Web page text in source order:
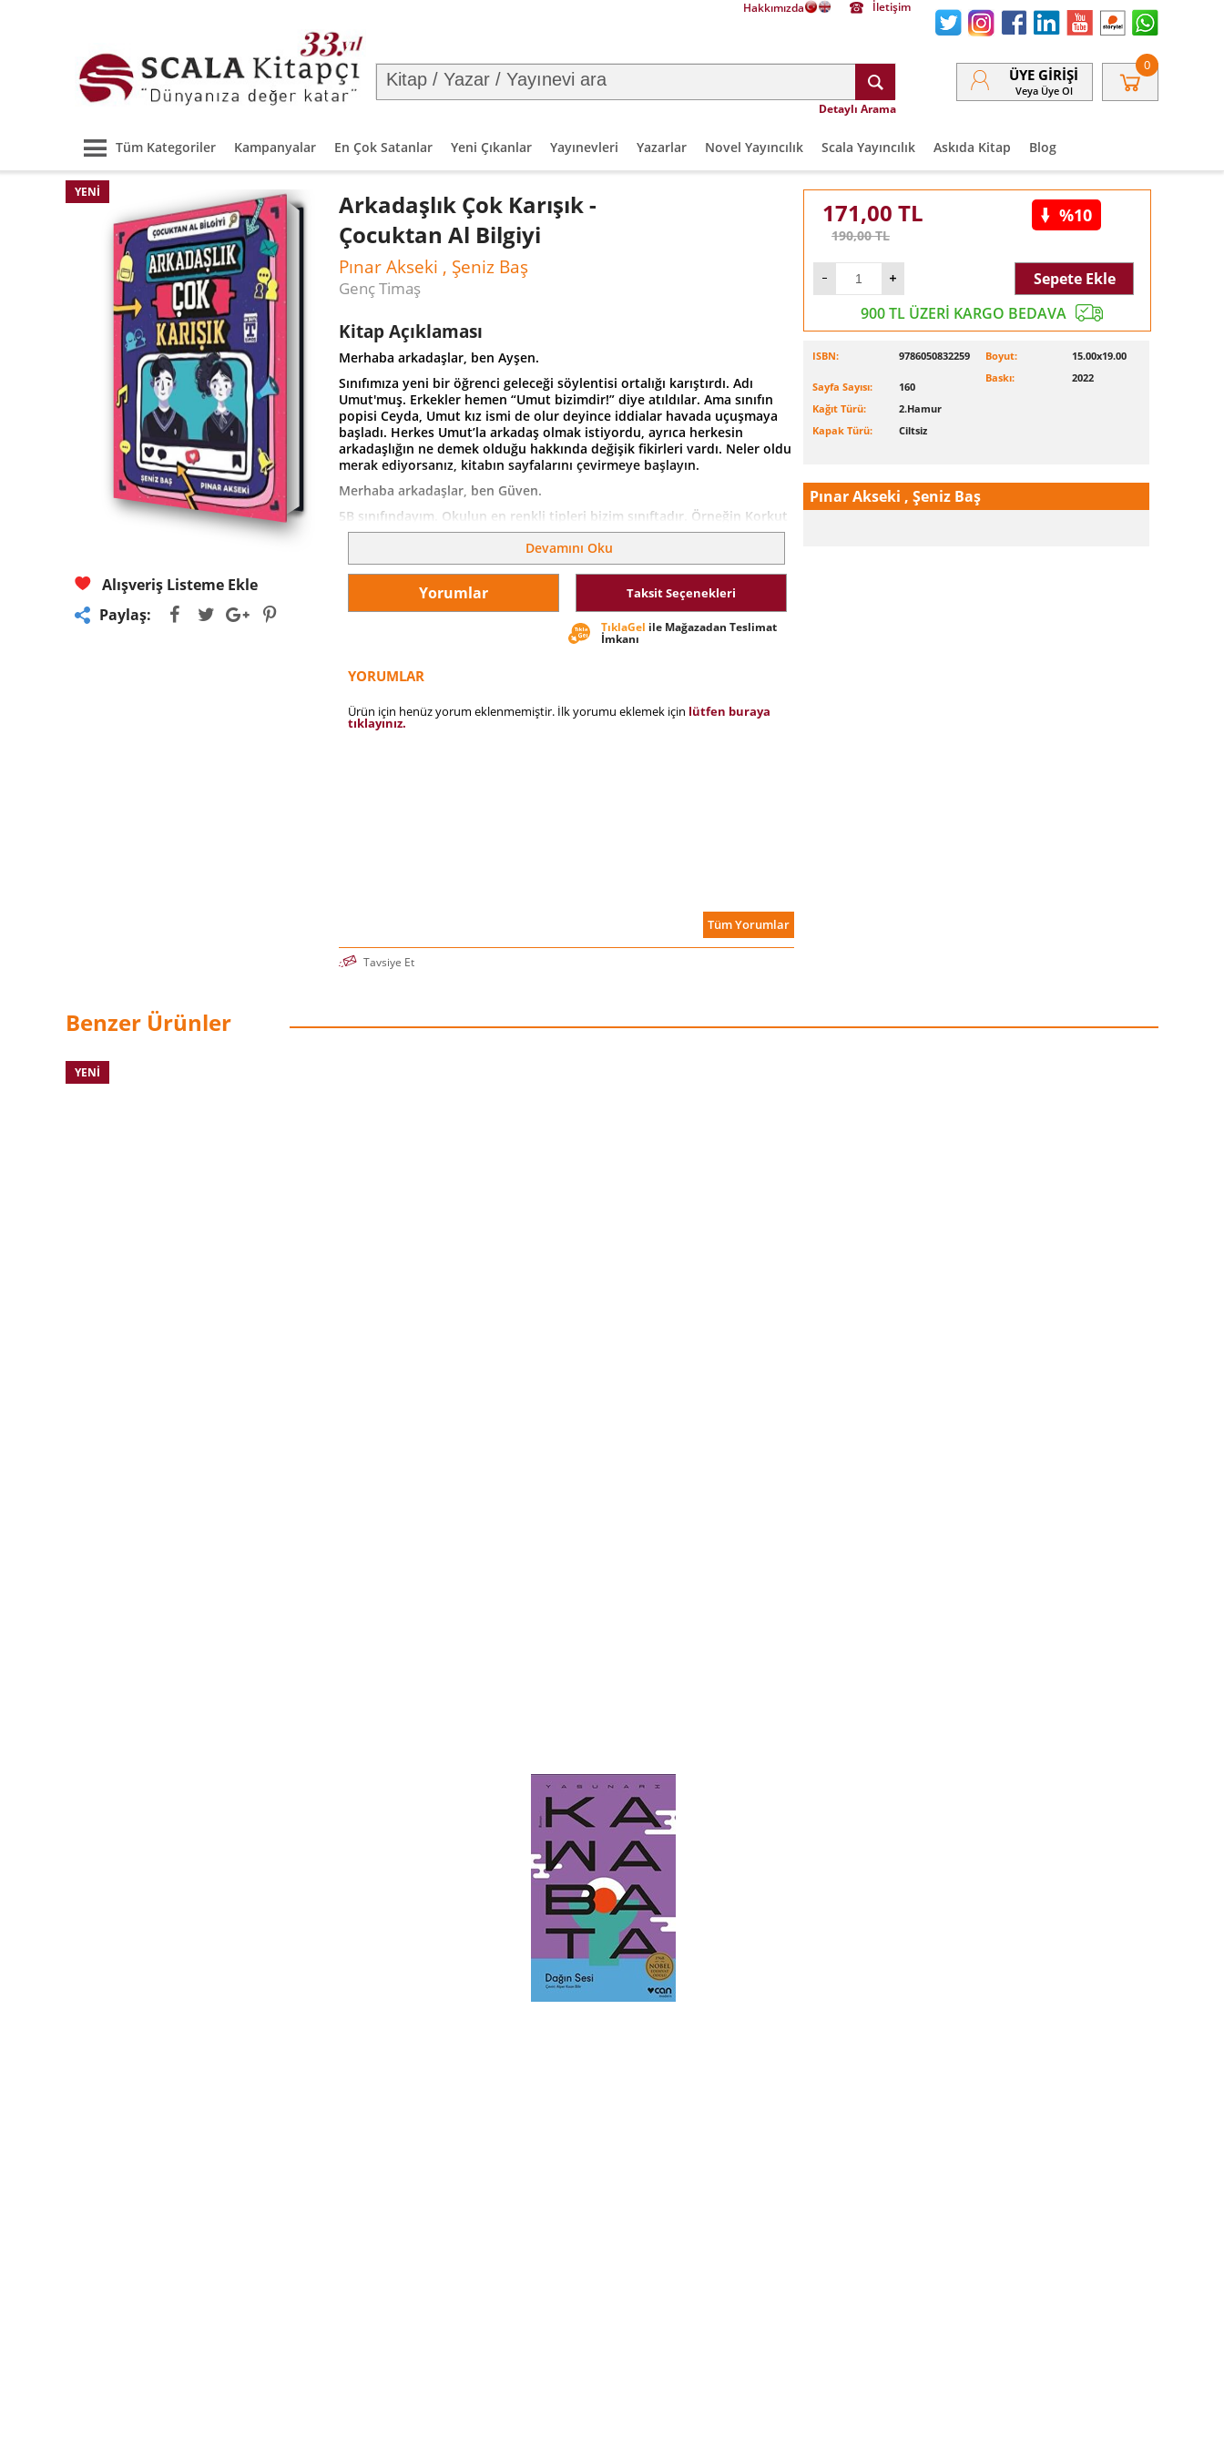
Hakkımızda İletişim
Detaylı Arama
ÜYE GIRIŞI
Veya Üye Ol
0
Tüm Kategoriler Kampanyalar En Çok Satanlar Yeni Çıkanlar Yayınevleri Yazarlar Novel Yayıncılık Scala Yayıncılık Askıda Kitap Blog
YENI
Alışveriş Listeme Ekle
Paylaş:
Arkadaşlık Çok Karışık -
Çocuktan Al Bilgiyi
Pınar Akseki , Şeniz Baş
Genç Timaş
Kitap Açıklaması
Merhaba arkadaşlar, ben Ayşen.
Sınıfımıza yeni bir öğrenci geleceği söylentisi ortalığı karıştırdı. Adı
Umut'muş. Erkekler hemen “Umut bizimdir!” diye atıldılar. Ama sınıfın
popisi Ceyda, Umut kız ismi de olur deyince iddialar havada uçuşmaya
başladı. Herkes Umut’la arkadaş olmak istiyordu, ayrıca herkesin
arkadaşlığın ne demek olduğu hakkında değişik fikirleri vardı. Neler oldu
merak ediyorsanız, kitabın sayfalarını çevirmeye başlayın.
Merhaba arkadaşlar, ben Güven.
5B sınıfındayım. Okulun en renkli tipleri bizim sınıftadır. Örneğin Korkut
çok havalıdır, Gökhan her şeye koşar, Sedat her şeye bilmiyorum der.
Yeni öğrenci Umut’u da merak ediyorum. O da eminim havalı bir tiptir,
spor yapıyordur, iyi bir kalecidir belki de. Ben böyle dedikçe kızlar
erkek mi merak ediyorsanız, maceraya buyurun.
Arkadaşlık Çok Karışık’ta, çocukların bakış açısıyla iyi bir arkadaşlığın
geliştirici ve mutluluk verici taraflarını okuyacak, akran zorbalığı nedir,
bulacaksınız. Çocukların çocuklara iyi arkadaş olmanın sırlarını anlattığı
Devamını Oku
Yorumlar Taksit Seçenekleri
TıklaGel ile Mağazadan Teslimat
İmkanı
YORUMLAR
Ürün için henüz yorum eklenmemiştir. İlk yorumu eklemek için lütfen buraya
tıklayınız.
Tüm Yorumlar
Tavsiye Et
171,00 TL
190,00TL
%10
Sepete Ekle
900 TL ÜZERİ KARGO BEDAVA
ISBN: 9786050832259
Sayfa Sayısı:
160
Kağıt Türü:
2.Hamur
Kapak Türü:
Ciltsiz
Boyut:
15.00x19.00
Baskı:
2022
Pınar Akseki , Şeniz Baş
Benzer Ürünler
YENI